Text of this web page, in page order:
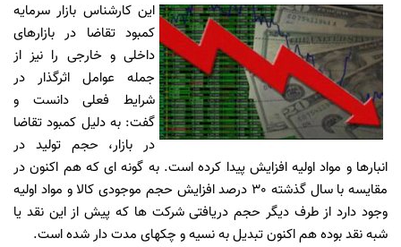
این کارشناس بازار سرمایه
کمبود تقاضا در بازارهای
داخلی و خارجی را نیز از
جمله عوامل اثرگذار در
شرایط فعلی دانست و
گفت: به دلیل کمبود تقاضا
در بازار، حجم تولید در
انبارها و مواد اولیه افزایش پیدا کرده است. به گونه ای که هم اکنون در
مقایسه با سال گذشته 30 درصد افزایش حجم موجودی کالا و مواد اولیه
وجود دارد از طرف دیگر حجم دریافتی شرکت ها که پیش از این نقد یا
شبه نقد بوده هم اکنون تبدیل به نسیه و چکهای مدت دار شده است.